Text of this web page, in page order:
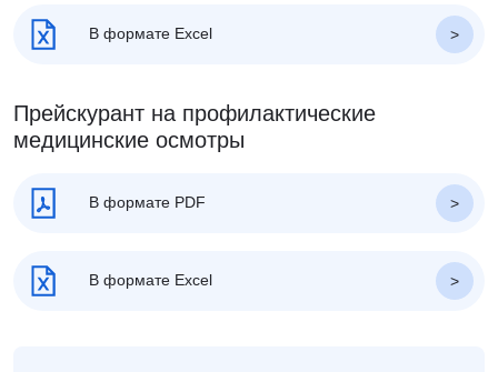
В формате Excel
Прейскурант на профилактические
медицинские осмотры
В формате PDF
В формате Excel